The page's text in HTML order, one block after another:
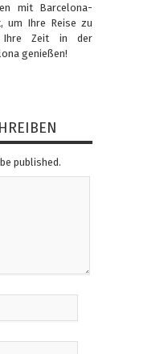
mit Barcelona-
um Ihre Reise zu
Ihre Zeit in der
genießen!
published.